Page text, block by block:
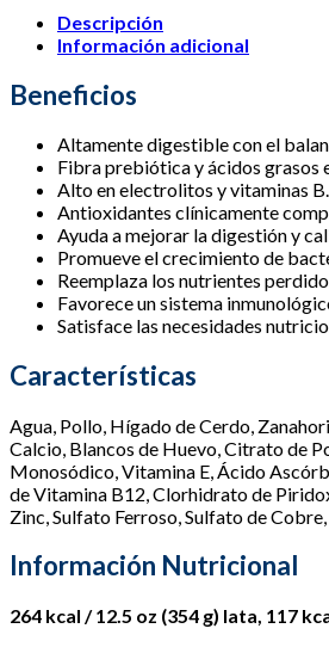
Estofado
Pollo
Verduras
cantidad
Descripción
Información adicional
Beneficios
Altamente digestible con el
Fibra prebiótica y ácidos grasos
Alto en electrolitos y vitaminas B.
Antioxidantes clínicamente
Ayuda a mejorar la digestión y
Promueve el crecimiento de
Reemplaza los nutrientes
Favorece un sistema
Satisface las necesidades
Características
Agua, Pollo, Hígado de Cerdo,
Calcio, Blancos de Huevo, Citrato de
Monosódico, Vitamina E, Ácido
de Vitamina B12, Clorhidrato de
Zinc, Sulfato Ferroso, Sulfato de
Información Nutricional
264 kcal / 12.5 oz (354 g) lata, 117